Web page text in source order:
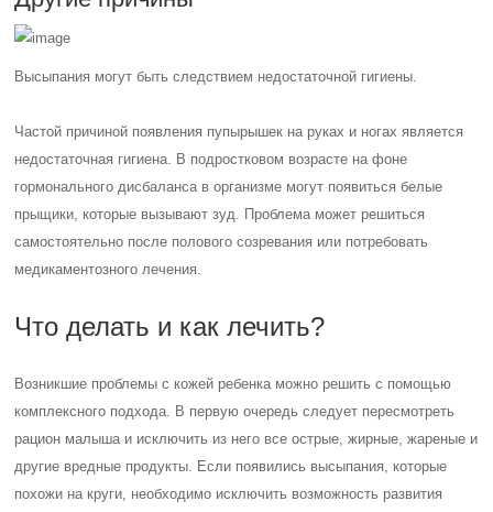
Высыпания могут быть следствием недостаточной гигиены.
Частой причиной появления пупырышек на руках и ногах является
недостаточная гигиена. В подростковом возрасте на фоне
гормонального дисбаланса в организме могут появиться белые
прыщики, которые вызывают зуд. Проблема может решиться
самостоятельно после полового созревания или потребовать
медикаментозного лечения.
Что делать и как лечить?
Возникшие проблемы с кожей ребенка можно решить с помощью
комплексного подхода. В первую очередь следует пересмотреть
рацион малыша и исключить из него все острые, жирные, жареные и
другие вредные продукты. Если появились высыпания, которые
похожи на круги, необходимо исключить возможность развития